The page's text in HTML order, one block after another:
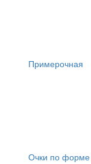
Примерочная
Очки по форме